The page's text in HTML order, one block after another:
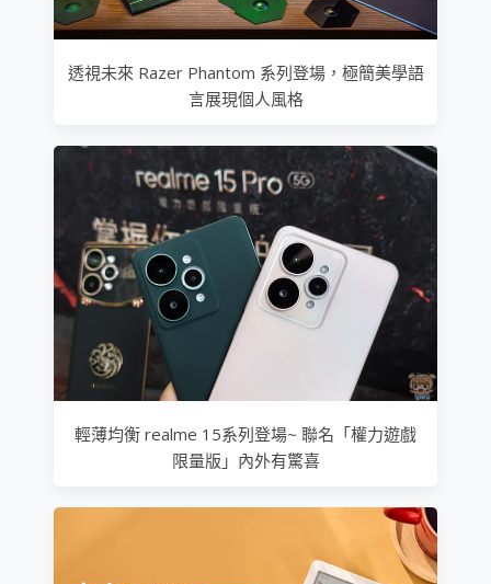
透視未來 Razer Phantom 系列登場，極簡美學語
言展現個人風格
輕薄均衡 realme 15系列登場~ 聯名「權力遊戲
限量版」內外有驚喜